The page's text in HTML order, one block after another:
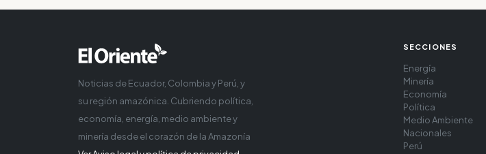
Noticias de Ecuador, Colombia y Perú, y
su región amazónica. Cubriendo política,
economía, energía, medio ambiente y
minería desde el corazón de la Amazonía
SECCIONES
Energía
Minería
Economía
Política
Medio Ambiente
Nacionales
Perú